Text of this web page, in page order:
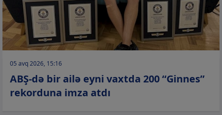
05 avq 2026, 15:16
ABŞ-də bir ailə eyni vaxtda 200 “Ginnes”
rekorduna imza atdı